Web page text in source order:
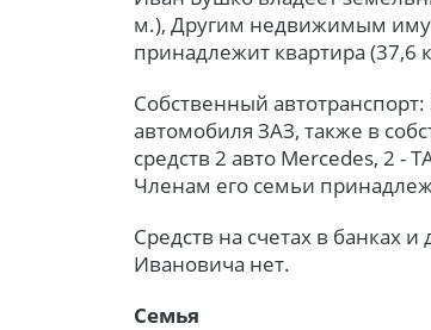
м.), Другим недвижимым
принадлежит квартира (37,6
Собственный
автомобиля ЗАЗ, также в
средств 2 авто Mercedes, 2 -
Членам его семьи
Средств на счетах в банках
Ивановича нет.
Семья